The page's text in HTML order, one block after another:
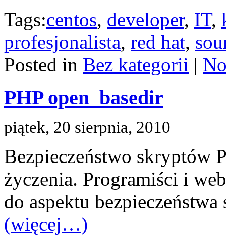
Tags:centos, developer, IT,
profesjonalista, red hat,
Posted in Bez kategorii |
PHP open_basedir
piątek, 20 sierpnia, 2010
Bezpieczeństwo skryptów
życzenia. Programiści i
do aspektu
(więcej…)